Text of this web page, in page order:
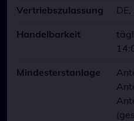
Vertriebszulassung
Handelbarkeit
Mindesterstanlage